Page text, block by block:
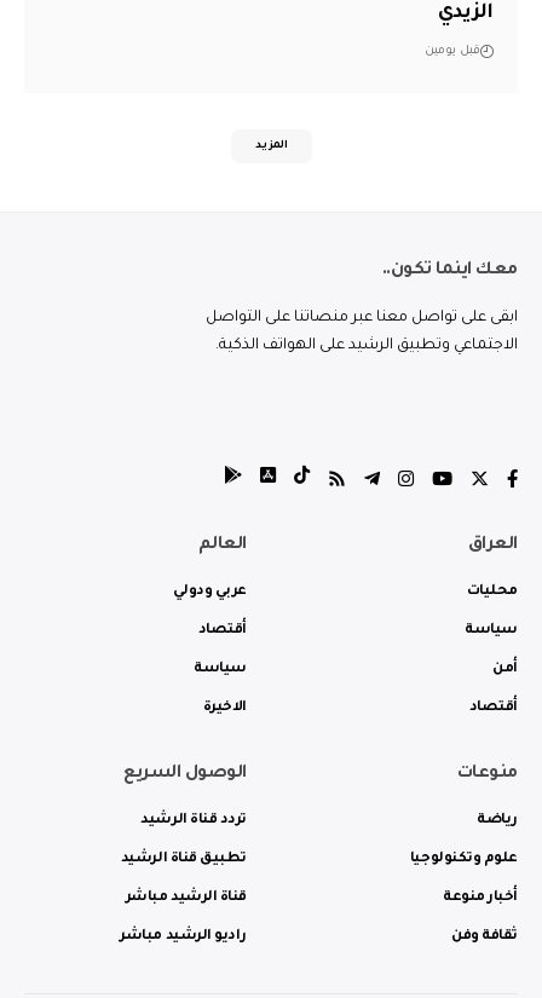
الزيدي
قبل يومين
المزيد
معك اينما تكون..
ابقى على تواصل معنا عبر منصاتنا على التواصل
الاجتماعي وتطبيق الرشيد على الهواتف الذكية.
العراق
محليات
سياسة
أمن
أقتصاد
العالم
عربي ودولي
أقتصاد
سياسة
الاخيرة
منوعات
رياضة
علوم وتكنولوجيا
أخبار منوعة
ثقافة وفن
الوصول السريع
تردد قناة الرشيد
تطبيق قناة الرشيد
قناة الرشيد مباشر
راديو الرشيد مباشر